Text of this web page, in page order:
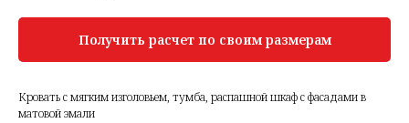
Получить расчет по своим размерам
Кровать с мягким изголовьем, тумба, распашной шкаф с фасадами в
матовой эмали